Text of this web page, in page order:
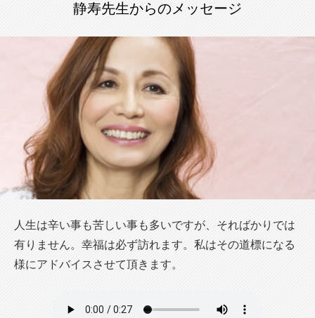
静寿先生からのメッセージ
人生は辛い事も苦しい事も多いですが、そればかりでは
有りません。幸福は必ず訪れます。私はその道標になる
様にアドバイスさせて頂きます。